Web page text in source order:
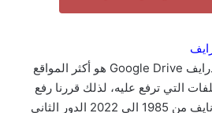
من الجلي أن موقع جوجل درايف Google Drive هو أكثر المواقع
التي ترفع عليه، لذلك قررنا رفع
كتاب وزاريات الاحياء ماهر نايف من 1985 الى 2022 الدور الثاني